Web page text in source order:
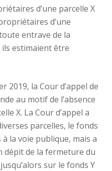
d’une parcelle X
d’une
entrave de la
estimaient être
2019, la Cour d’appel de
au motif de l’absence
X. La Cour d’appel a
parcelles, le fonds
à la voie publique, mais a
dépit de la fermeture du
sur le fonds Y